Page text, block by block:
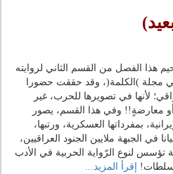
هذا الفصل من القسم الثاني لروايته
مجلة )الكلمة(، وقد حققت حضورا
لأنها في تصويرها للحرب، غير
أو معارضةٍ!! وفي هذا القسم، يصور
بمفرداتها العسكرية، ورتبها،
في الجبهة ملايين الجنود العراقيين،
تؤسس لنوع الرّواية الحربية في الأدب
إقرأ المزيد...